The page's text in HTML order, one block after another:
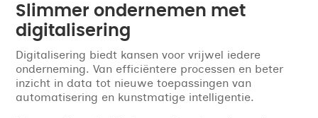
Slimmer ondernemen met
digitalisering
Digitalisering biedt kansen voor vrijwel iedere
onderneming. Van efficiëntere processen en beter
inzicht in data tot nieuwe toepassingen van
automatisering en kunstmatige intelligentie.